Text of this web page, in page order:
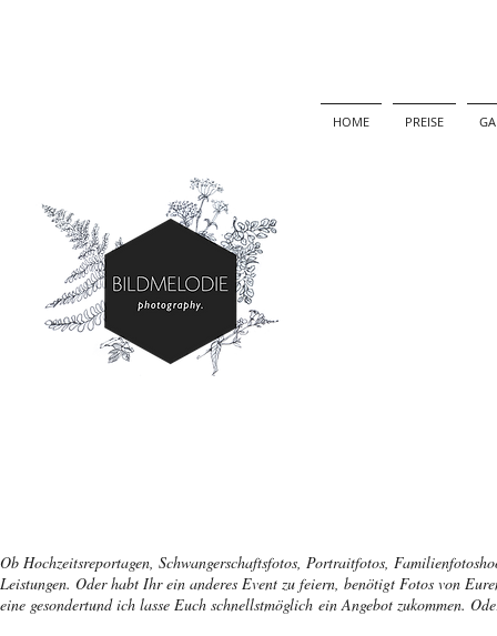
HOME PREISE
Ob Hochzeitsreportagen, Schwangerschaftsfotos, Portraitfotos,
Leistungen. Oder habt Ihr ein anderes Event zu feiern, benötigt Fotos von
eine gesondertund ich lasse Euch schnellstmöglich ein Angebot zukommen.